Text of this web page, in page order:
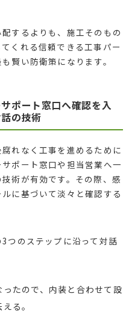
するよりも、施工そのもの
くれる信頼できる工事パー
賢い防衛策になります。
ポート窓口へ確認を入
の技術
れなく工事を進めるために
ポート窓口や担当営業へ一
術が有効です。その際、感
に基づいて淡々と確認する
つのステップに沿って対話
ったので、内装と合わせて設
る。